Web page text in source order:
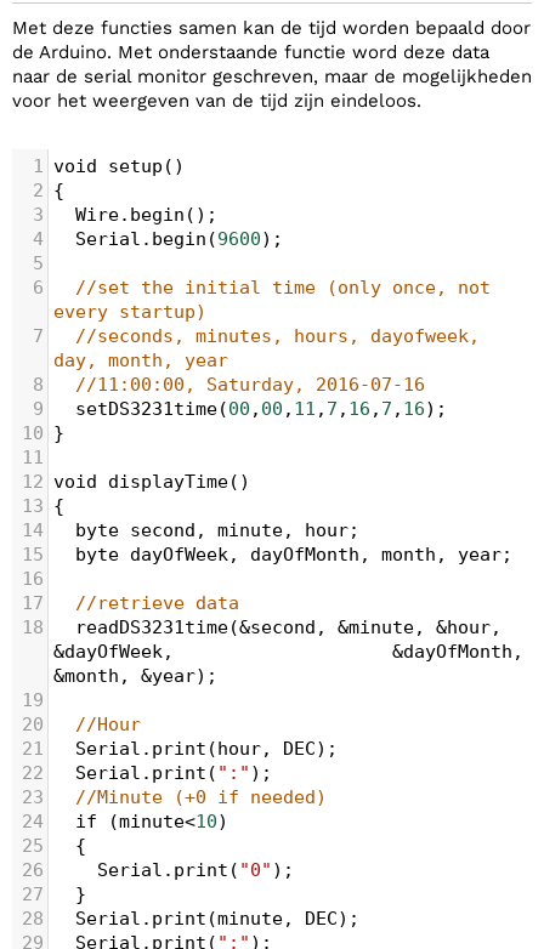
Met deze functies samen kan de tijd worden bepaald door
de Arduino. Met onderstaande functie word deze data
naar de serial monitor geschreven, maar de mogelijkheden
voor het weergeven van de tijd zijn eindeloos.
1 void setup ()
2 {
3
Wire. begin ();
4
Serial . begin (9600);
5
6
//set the initial time (only once, not
every startup)
7
//seconds, minutes, hours, dayofweek,
day, month, year
8
//11:00:00, Saturday, 2016-07-16
9
setDS3231time(00 , 00 , 11 , 7 , 16 , 7 , 16);
10 }
11
12 void displayTime()
13 {
14
byte second , minute, hour
15
byte dayOfWeek, dayOfMonth , month , year;
16
17
//retrieve data
18
readDS3231time(&second , &minute, &hour
&dayOfWeek, &dayOfMonth
&month , &year);
19
20
//Hour
21
Serial . print (hour, DEC);
22
Serial . print ( ":" );
23
//Minute (+0 if needed)
24
if (minute<10)
25
  {
26
Serial . print ( "0" );
27
  }
28
Serial . print (minute, DEC);
29
Serial . print ( ":" );